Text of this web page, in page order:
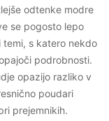
odtenke modre
se pogosto lepo
s katero nekdo
podrobnosti.
opazijo razliko v
poudari
prejemnikih.